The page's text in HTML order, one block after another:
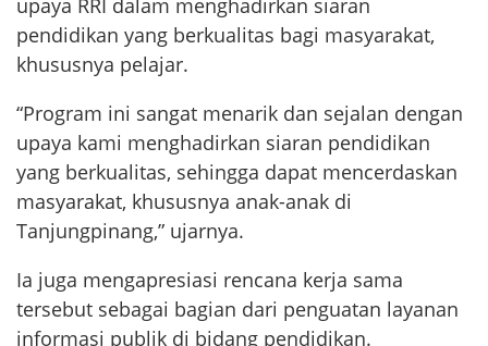
pendidikan yang berkualitas bagi masyarakat,
khususnya pelajar.
“Program ini sangat menarik dan sejalan dengan
upaya kami menghadirkan siaran pendidikan
yang berkualitas, sehingga dapat mencerdaskan
masyarakat, khususnya anak-anak di
Tanjungpinang,” ujarnya.
Ia juga mengapresiasi rencana kerja sama
tersebut sebagai bagian dari penguatan layanan
informasi publik di bidang pendidikan.